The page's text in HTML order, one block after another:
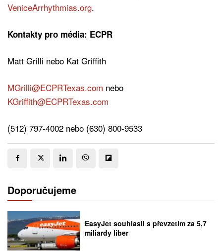
VeniceArrhythmias.org.
Kontakty pro média: ECPR
Matt Grilli nebo Kat Griffith
MGrilli@ECPRTexas.com nebo
KGriffith@ECPRTexas.com
(512) 797-4002 nebo (630) 800-9533
Doporučujeme
EasyJet souhlasil s převzetím za 5,7
miliardy liber